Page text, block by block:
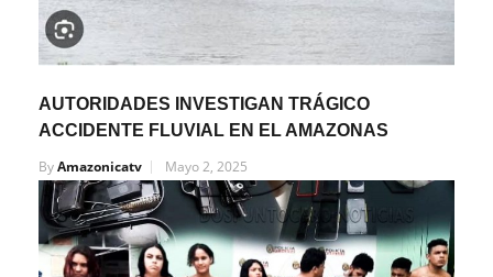
AUTORIDADES INVESTIGAN TRÁGICO
ACCIDENTE FLUVIAL EN EL AMAZONAS
ByAmazonicatv Mayo 2, 2025